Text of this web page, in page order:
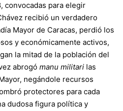
convocadas para elegir
recibió un verdadero
Mayor de Caracas, perdió los
y económicamente activos,
la mitad de la población del
abrogó manu militari las
negándole recursos
protectores para cada
dudosa figura política y